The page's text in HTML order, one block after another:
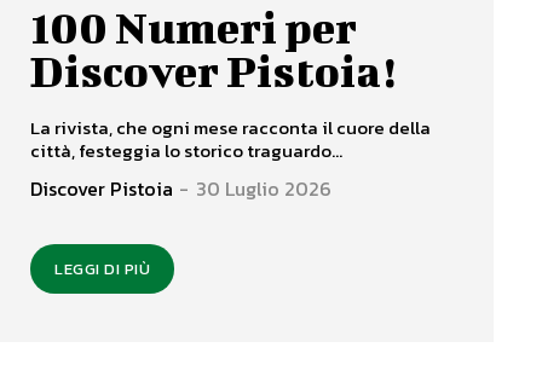
100 Numeri per
Discover Pistoia!
La rivista, che ogni mese racconta il cuore della
città, festeggia lo storico traguardo...
Discover Pistoia - 30 Luglio 2026
LEGGI DI PIÙ